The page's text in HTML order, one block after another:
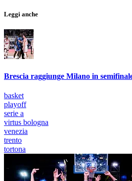
Leggi anche
Brescia raggiunge Milano in
basket
playoff
serie a
virtus bologna
venezia
trento
tortona